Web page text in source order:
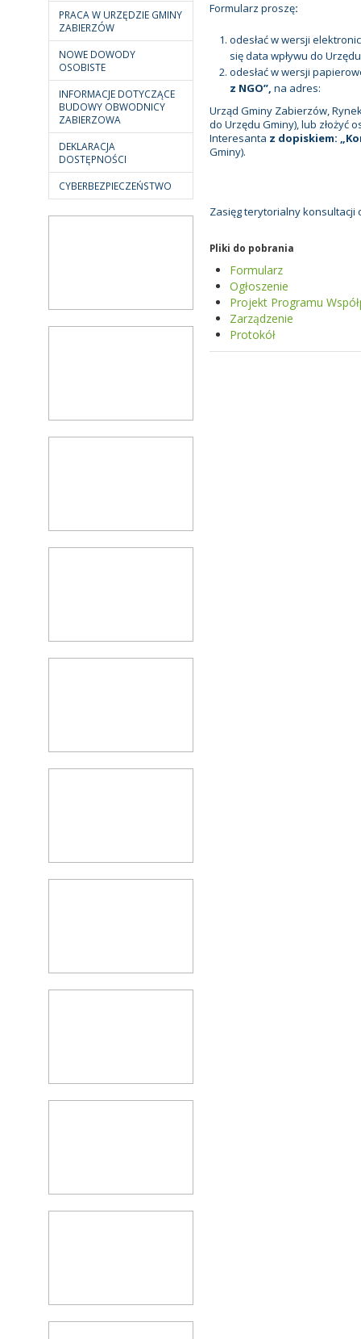
PRACA W URZĘDZIE GMINY
ZABIERZÓW
NOWE DOWODY
OSOBISTE
INFORMACJE DOTYCZĄCE
BUDOWY OBWODNICY
ZABIERZOWA
DEKLARACJA
DOSTĘPNOŚCI
CYBERBEZPIECZEŃSTWO
Formularz proszę:
odesłać w wersji
się data wpływu do
odesłać w wersji
z NGO”, na adres:
Urząd Gminy Zabierzów,
do Urzędu Gminy), lub złożyć
Interesanta z dopiskiem:
Gminy).
Zasięg terytorialny
Pliki do pobrania
Formularz
Ogłoszenie
Projekt Programu
Zarządzenie
Protokół